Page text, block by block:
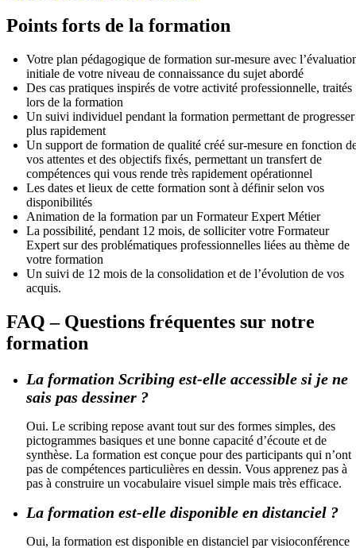
Points forts de la formation
Votre plan pédagogique de formation sur-mesure avec
initiale de votre niveau de connaissance du sujet abordé
Des cas pratiques inspirés de votre activité professionnelle, traités
lors de la formation
Un suivi individuel pendant la formation permettant de progresser
plus rapidement
Un support de formation de qualité créé sur-mesure en fonction
vos attentes et des objectifs fixés, permettant un transfert de
compétences qui vous rende très rapidement opérationnel
Les dates et lieux de cette formation sont à définir selon vos
disponibilités
Animation de la formation par un Formateur Expert Métier
La possibilité, pendant 12 mois, de solliciter votre Formateur
Expert sur des problématiques professionnelles liées au thème de
votre formation
Un suivi de 12 mois de la consolidation et de l’évolution de vos
acquis.
FAQ – Questions fréquentes sur notre
formation
La formation Scribing est-elle accessible si je ne
sais pas dessiner ?
Oui. Le scribing repose avant tout sur des formes simples, des
pictogrammes basiques et une bonne capacité d’écoute et de
synthèse. La formation est conçue pour des participants qui n’ont
pas de compétences particulières en dessin. Vous apprenez pas à
pas à construire un vocabulaire visuel simple mais très efficace.
La formation est-elle disponible en distanciel ?
Oui, la formation est disponible en distanciel par visioconférence